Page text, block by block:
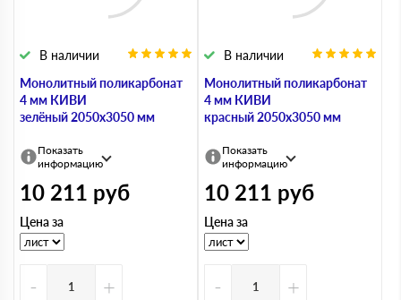
Монолитный поликарбонат
4 мм КИВИ
зелёный 2050х3050 мм
В наличии
Показать
информацию
10 211 руб
Цена за
- +
Монолитный поликарбонат
4 мм КИВИ
красный 2050х3050 мм
В наличии
Показать
информацию
10 211 руб
Цена за
- +